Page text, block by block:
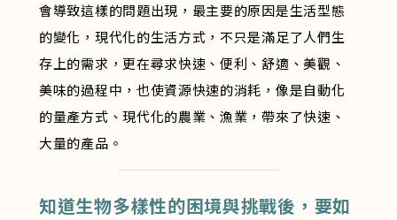
會導致這樣的問題出現，最主要的原因是生活型態
的變化，現代化的生活方式，不只是滿足了人們生
存上的需求，更在尋求快速、便利、舒適、美觀、
美味的過程中，也使資源快速的消耗，像是自動化
的量產方式、現代化的農業、漁業，帶來了快速、
大量的產品。
知道生物多樣性的困境與挑戰後，要如